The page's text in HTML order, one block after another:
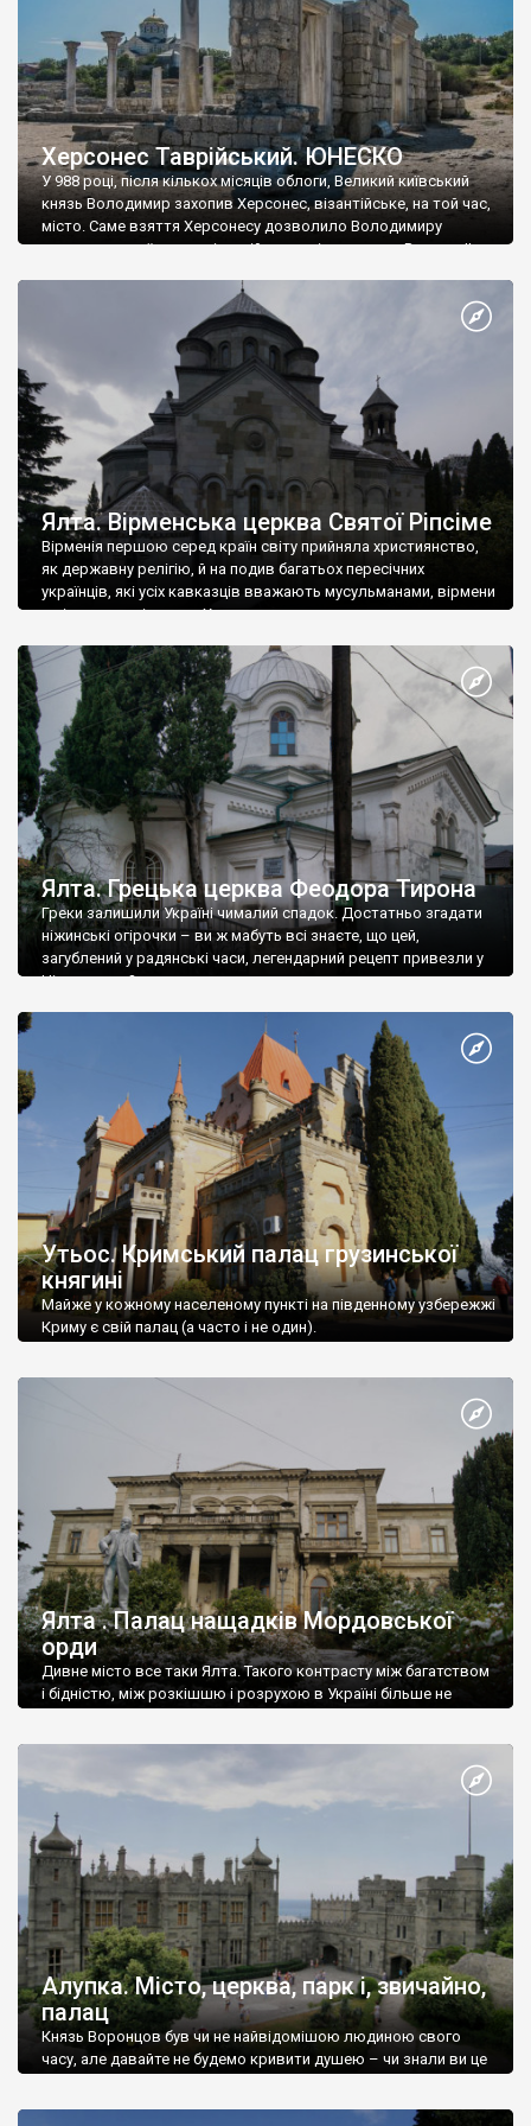
Херсонес Таврійський. ЮНЕСКО
У 988 році, після кількох місяців облоги, Великий київський
князь Володимир захопив Херсонес, візантійське, на той час,
місто. Саме взяття Херсонесу дозволило Володимиру
диктувати свої умови візантійському імператору Василю ІІ, та
Херсонесі Володимир-язичник, став Василем-християнином.
А потім було Хрещення Русі. На честь Херсонесу Таврійського
Ялта. Вірменська церква Святої Ріпсіме
Вірменія першою серед країн світу прийняла християнство,
як державну релігію, й на подив багатьох пересічних
українців, які усіх кавказців вважають мусульманами, вірмени
є відданими вірянами Христа
Ялта. Грецька церква Феодора Тирона
Греки залишили Україні чималий спадок. Достатньо згадати
ніжинські огірочки – ви ж мабуть всі знаєте, що цей,
загублений у радянські часи, легендарний рецепт привезли у
Ніжин греки?
Утьос. Кримський палац грузинської
княгині
Майже у кожному населеному пункті на південному узбережжі
Криму є свій палац (а часто і не один).
Ялта . Палац нащадків Мордовської
орди
Дивне місто все таки Ялта. Такого контрасту між багатством
і бідністю, між розкішшю і розрухою в Україні більше не
Алупка. Місто, церква, парк і, звичайно,
палац
Князь Воронцов був чи не найвідомішою людиною свого
часу, але давайте не будемо кривити душею – чи знали ви це